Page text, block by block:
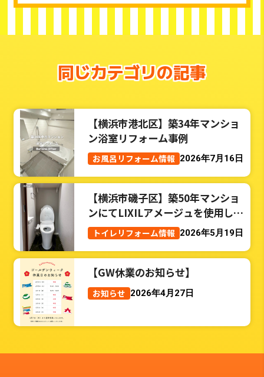
同じカテゴリの記事
【横浜市港北区】築34年マンショ
ン浴室リフォーム事例
お風呂リフォーム情報 2026年7月16日
【横浜市磯子区】築50年マンショ
ンにてLIXILアメージュを使用した
トイレリフォーム事例
トイレリフォーム情報 2026年5月19日
【GW休業のお知らせ】
お知らせ 2026年4月27日